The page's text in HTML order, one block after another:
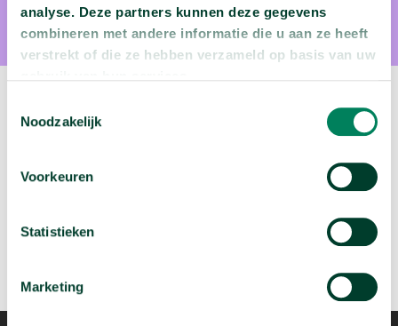
analyse. Deze partners kunnen deze gegevens
combineren met andere informatie die u aan ze heeft
verstrekt of die ze hebben verzameld op basis van uw
Noodzakelijk
Voorkeuren
Statistieken
Marketing
arrow_forward